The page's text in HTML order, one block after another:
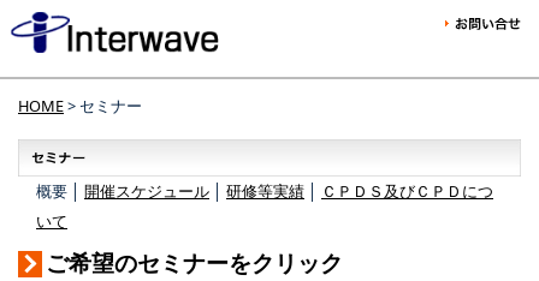
HOME> セミナー
概要 │ 開催スケジュール 研修等実績
ＣＰＤＳ及びＣＰＤにつ
いて
ご希望のセミナーをクリック